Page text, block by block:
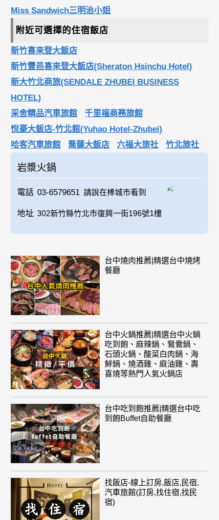
Miss Sandwich三明治小姐
附近可選擇的住宿飯店
新竹喜來登大飯店
新竹豐邑喜來登大飯店(Sheraton Hsinchu Hotel)
新大竹北商旅(SENDALE ZHUBEI BUSINESS
HOTEL)
采舍精品汽車旅館
千里福商務旅館
悅豪大飯店-竹北館(Yuhao Hotel-Zhubei)
哈客汽車旅館
喬蓮大飯店 六福大旅社 竹北旅社
岩漿火鍋
電話 03-6579651 請說在棒城市看到
地址 302新竹縣竹北市復興一街196號1樓
台中燒肉推薦|精選台中燒烤
餐廳
台中火鍋推薦|精選台中火鍋
吃到飽、麻辣鍋、鴛鴦鍋、
石頭火鍋、酸菜白肉鍋、海
鮮鍋、燒酒雞、麻油雞、壽
喜燒等熱門人氣火鍋店
台中吃到飽推薦|精選台中吃
到飽Buffet自助餐廳
找飯店-線上訂房,飯店,民宿,
汽車旅館(訂房,找住宿,找民
宿)